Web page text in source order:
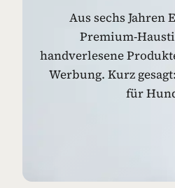
Aus sechs Jahren
Premium-
handverlesene
Werbung. Kurz
für